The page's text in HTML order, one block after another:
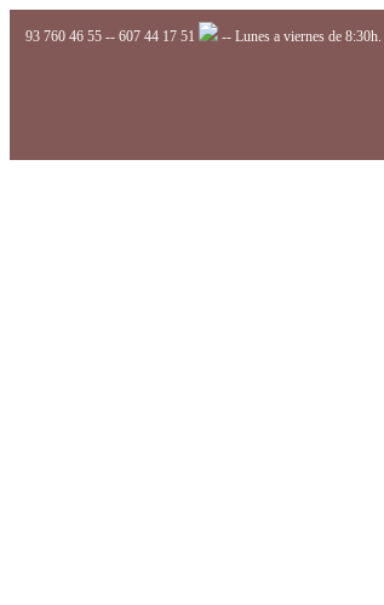
93 760 46 55 -- 607 44 17 51 -- Lunes a viernes de